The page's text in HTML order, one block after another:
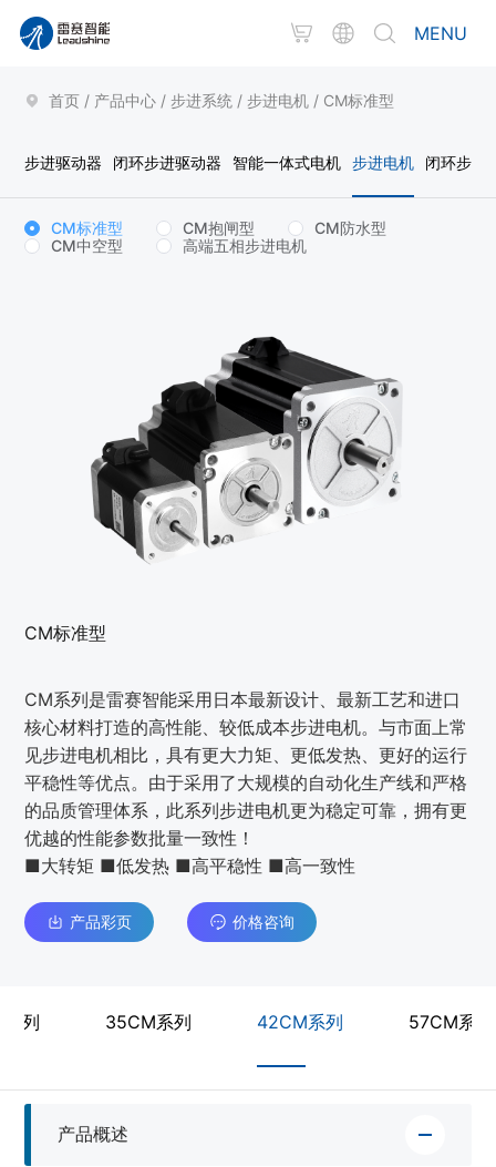
MENU
首页 / 产品中心 / 步进系统 / 步进电机 / CM标准型
步进驱动器 闭环步进驱动器 智能一体式电机 步进电机 闭环步进
CM标准型 CM抱闸型
CM防水型
CM中空型
高端五相步进电机
CM标准型
CM系列是雷赛智能采用日本最新设计、最新工艺和进口
核心材料打造的高性能、较低成本步进电机。与市面上常
见步进电机相比，具有更大力矩、更低发热、更好的运行
平稳性等优点。由于采用了大规模的自动化生产线和严格
的品质管理体系，此系列步进电机更为稳定可靠，拥有更
优越的性能参数批量一致性！
■大转矩 ■低发热 ■高平稳性 ■高一致性
产品彩页 价格咨询
列 35CM系列 42CM系列 57CM系列
产品概述